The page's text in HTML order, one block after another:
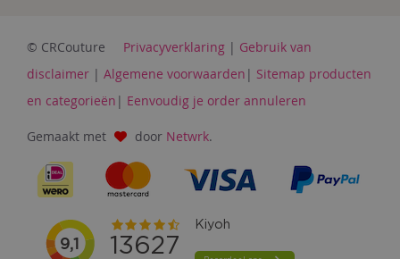
© CRCouture Privacyverklaring | Gebruik van
disclaimer | Algemene voorwaarden | Sitemap producten
en categorieën | Eenvoudig je order annuleren
Gemaakt met door Netwrk.